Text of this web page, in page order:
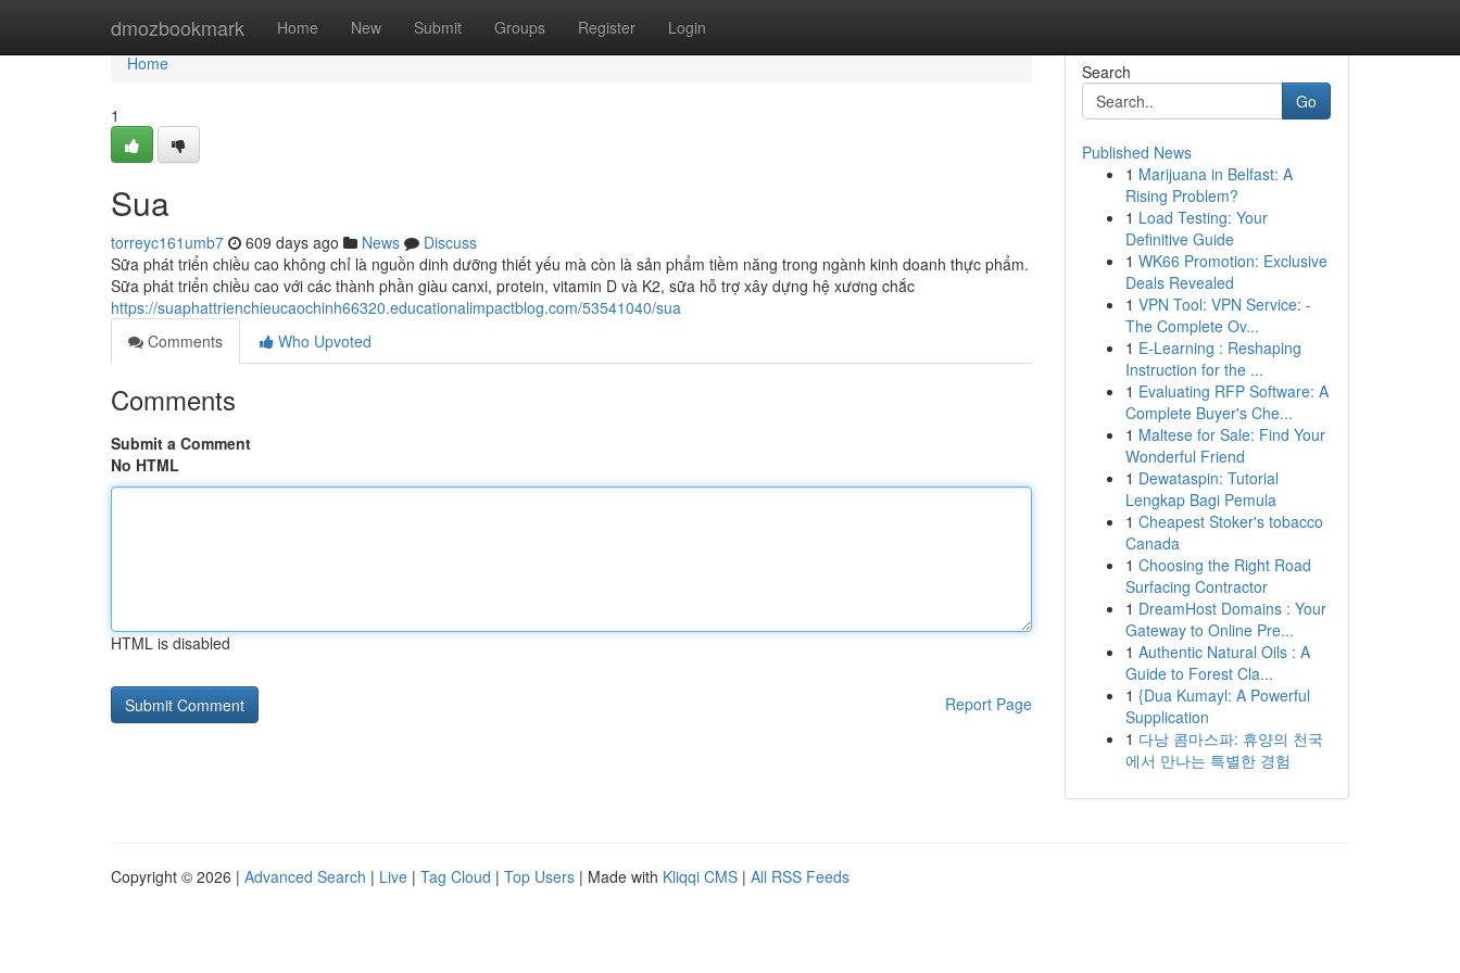
dmozbookmark Home New Submit Groups Register Login
Home
Home
1
Sua
torreyc161umb7 609 days ago News
Discuss
Sữa phát triển chiều cao không chỉ là nguồn dinh dưỡng thiết yếu mà còn là sản phẩm tiềm năng trong ngành kinh doanh thực phẩm.
Sữa phát triển chiều cao với các thành phần giàu canxi, protein, vitamin D và K2, sữa hỗ trợ xây dựng hệ xương chắc
https://suaphattrienchieucaochinh66320.educationalimpactblog.com/53541040/sua
Comments
Who Upvoted
Comments
Submit a Comment
No HTML
HTML is disabled
Report Page
Search
Go
Published News
1 Marijuana in Belfast: A
Rising Problem?
1 Load Testing: Your
Definitive Guide
1 WK66 Promotion: Exclusive
Deals Revealed
1 VPN Tool: VPN Service: -
The Complete Ov...
1 E-Learning : Reshaping
Instruction for the ...
1 Evaluating RFP Software: A
Complete Buyer's Che...
1 Maltese for Sale: Find Your
Wonderful Friend
1 Dewataspin: Tutorial
Lengkap Bagi Pemula
1 Cheapest Stoker's tobacco
Canada
1 Choosing the Right Road
Surfacing Contractor
1 DreamHost Domains : Your
Gateway to Online Pre...
1 Authentic Natural Oils : A
Guide to Forest Cla...
1 {Dua Kumayl: A Powerful
Supplication
1 다낭 콤마스파: 휴양의 천국
에서 만나는 특별한 경험
Copyright © 2026 | Advanced Search | Live | Tag Cloud | Top Users | Made with Kliqqi CMS | All RSS Feeds